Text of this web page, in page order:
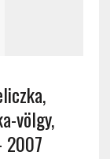
völgy,
2007